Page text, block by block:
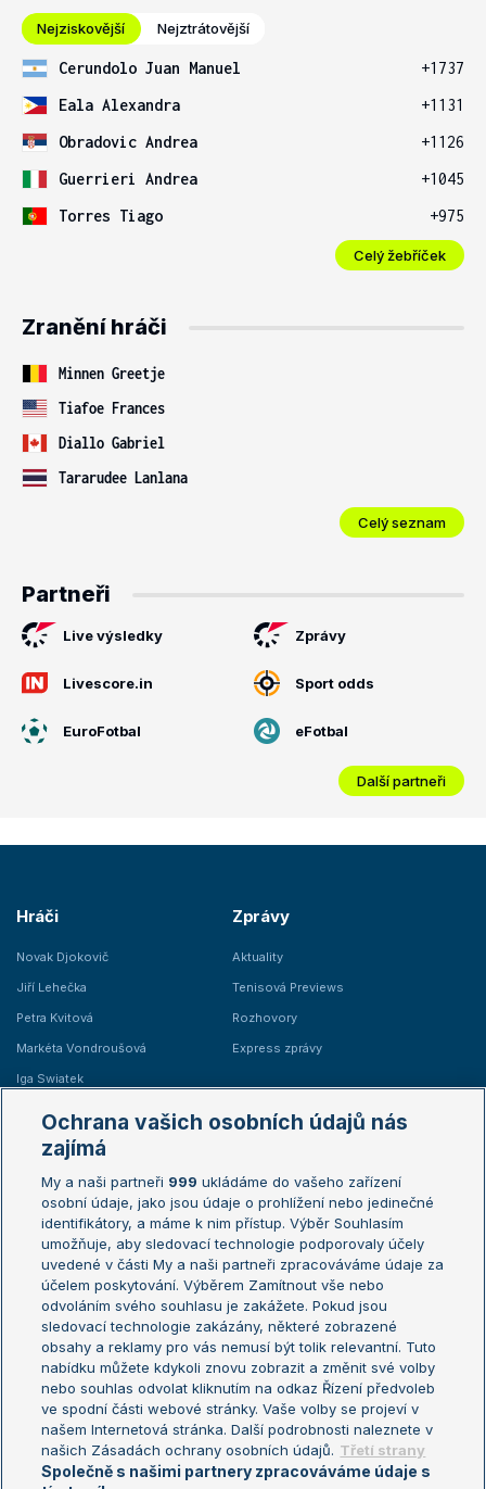
Nejziskovější Nejztrátovější
Cerundolo Juan Manuel
+1737
Eala Alexandra
+1131
Obradovic Andrea
+1126
Guerrieri Andrea
+1045
Torres Tiago
+975
Celý žebříček
Zranění hráči
Minnen Greetje
Tiafoe Frances
Diallo Gabriel
Tararudee Lanlana
Celý seznam
Partneři
Live výsledky Zprávy
Livescore.in Sport odds
EuroFotbal eFotbal
Další partneři
Hráči
Novak Djokovič
Jiří Lehečka
Petra Kvitová
Markéta Vondroušová
Iga Swiatek
Zprávy
Aktuality
Tenisová Previews
Rozhovory
Express zprávy
Žebříčky
Žebříček ATP (muži)
Žebříček WTA (ženy)
Sázkařský žebříček
Australian Open
French Open
Wimbledon
US Open
Turnaj mistrů
Turnaj mistryň
Aktualní trendy
Fotbalové přestupy
Livesport Daily
LS Prague Open
Ochrana vašich osobních údajů nás
zajímá
My a naši partneři 999 ukládáme do vašeho zařízení
osobní údaje, jako jsou údaje o prohlížení nebo jedinečné
identifikátory, a máme k nim přístup. Výběr Souhlasím
umožňuje, aby sledovací technologie podporovaly účely
uvedené v části My a naši partneři zpracováváme údaje za
účelem poskytování. Výběrem Zamítnout vše nebo
odvoláním svého souhlasu je zakážete. Pokud jsou
sledovací technologie zakázány, některé zobrazené
obsahy a reklamy pro vás nemusí být tolik relevantní. Tuto
nabídku můžete kdykoli znovu zobrazit a změnit své volby
nebo souhlas odvolat kliknutím na odkaz Řízení předvoleb
ve spodní části webové stránky. Vaše volby se projeví v
našem Internetová stránka. Další podrobnosti naleznete v
našich Zásadách ochrany osobních údajů. Třetí strany
Společně s našimi partnery zpracováváme údaje s